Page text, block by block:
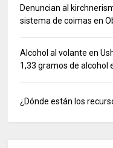
Denuncian al
sistema de coimas en
Alcohol al volante en
1,33 gramos de alcohol
¿Dónde están los